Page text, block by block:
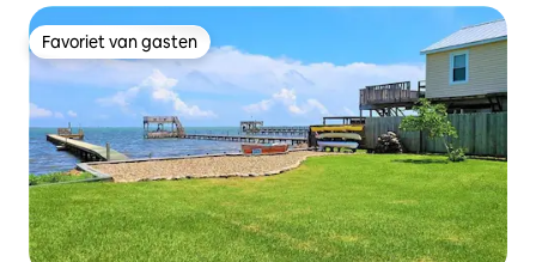
Favoriet van gasten
Favoriet van gasten